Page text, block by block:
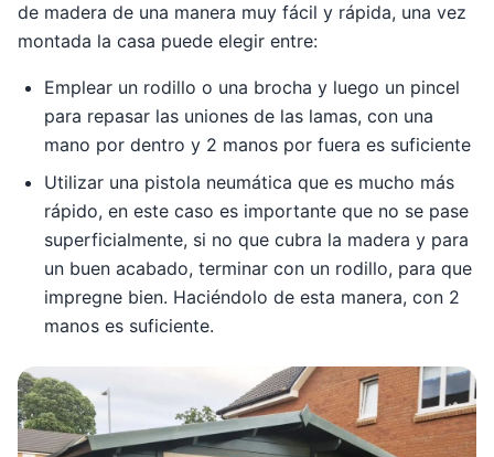
de madera de una manera muy fácil y rápida, una vez
montada la casa puede elegir entre:
Emplear un rodillo o una brocha y luego un pincel
para repasar las uniones de las lamas, con una
mano por dentro y 2 manos por fuera es suficiente
Utilizar una pistola neumática que es mucho más
rápido, en este caso es importante que no se pase
superficialmente, si no que cubra la madera y para
un buen acabado, terminar con un rodillo, para que
impregne bien. Haciéndolo de esta manera, con 2
manos es suficiente.